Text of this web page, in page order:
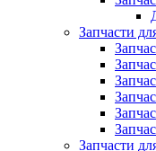
Запчасти
Запчасти